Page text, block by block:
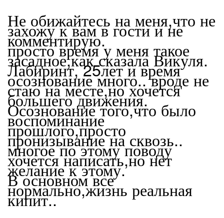
Не обижайтесь на меня,что не
захожу к вам в гости и не
комментирую.
просто время у меня такое
засадное,как сказала Викуля.
Лабиринт, 25лет и время
осознование много.. вроде не
стаю на месте,но хочется
большего движения.
Осознование того,что было
воспоминание
прошлого,просто
пронизывание на сквозь..
многое по этому поводу
хочется написать,но нет
желание к этому.
В основном все
нормально,жизнь реальная
кипит..